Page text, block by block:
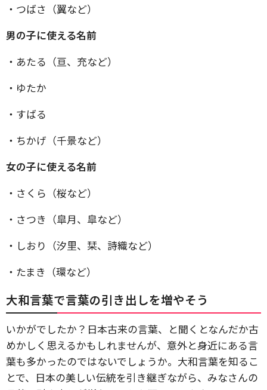
・つばさ（翼など）
男の子に使える名前
・あたる（亘、充など）
・ゆたか
・すばる
・ちかげ（千景など）
女の子に使える名前
・さくら（桜など）
・さつき（皐月、皐など）
・しおり（汐里、栞、詩織など）
・たまき（環など）
大和言葉で言葉の引き出しを増やそう
いかがでしたか？日本古来の言葉、と聞くとなんだか古
めかしく思えるかもしれませんが、意外と身近にある言
葉も多かったのではないでしょうか。大和言葉を知るこ
とで、日本の美しい伝統を引き継ぎながら、みなさんの